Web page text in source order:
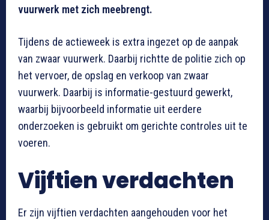
vuurwerk met zich meebrengt.
Tijdens de actieweek is extra ingezet op de aanpak
van zwaar vuurwerk. Daarbij richtte de politie zich op
het vervoer, de opslag en verkoop van zwaar
vuurwerk. Daarbij is informatie-gestuurd gewerkt,
waarbij bijvoorbeeld informatie uit eerdere
onderzoeken is gebruikt om gerichte controles uit te
voeren.
Vijftien verdachten
Er zijn vijftien verdachten aangehouden voor het